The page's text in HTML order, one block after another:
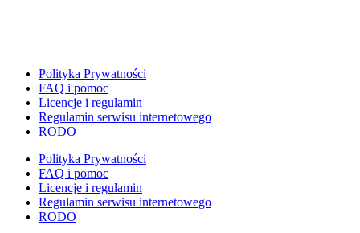
Ferie
Fotobudka
Girlandy
Girlandy na LATO
Grafomotoryka
Grinch
Polityka Prywatności
FAQ i pomoc
Licencje i regulamin
Regulamin serwisu internetowego
RODO
Polityka Prywatności
FAQ i pomoc
Licencje i regulamin
Regulamin serwisu internetowego
RODO